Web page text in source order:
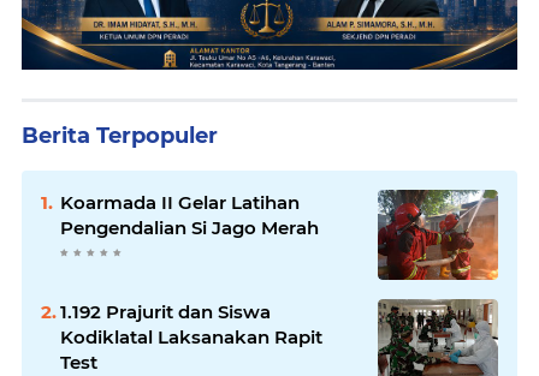
Berita Terpopuler
Koarmada II Gelar Latihan
Pengendalian Si Jago Merah
1.192 Prajurit dan Siswa
Kodiklatal Laksanakan Rapit
Test